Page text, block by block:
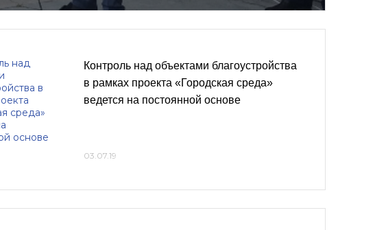
Контроль над объектами благоустройства
в рамках проекта «Городская среда»
ведется на постоянной основе
03.07.19